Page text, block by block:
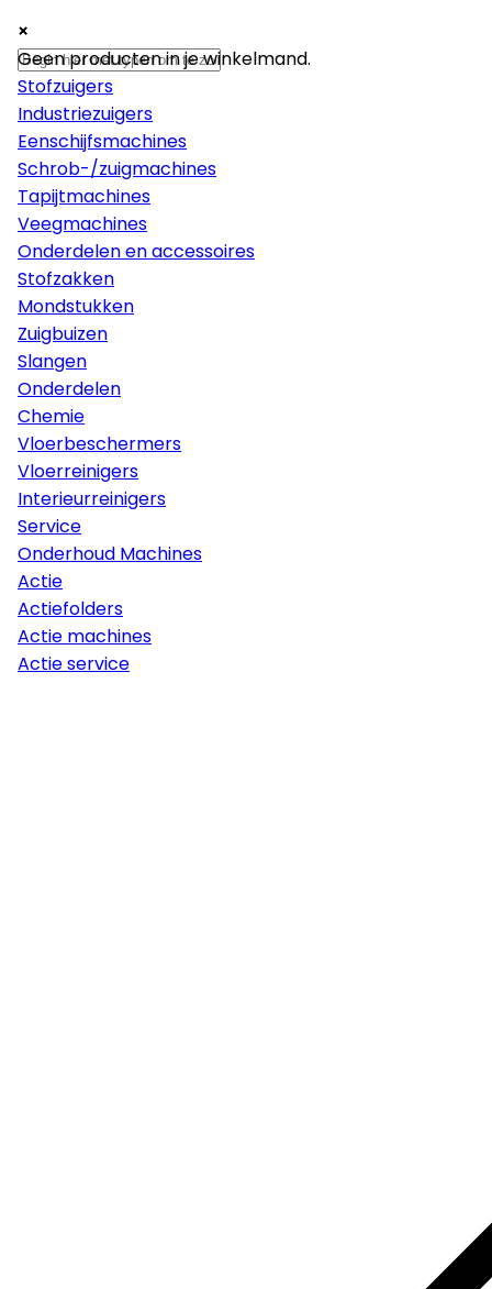
×
Machines
Stofzuigers
Industriezuigers
Eenschijfsmachines
Schrob-/zuigmachines
Tapijtmachines
Veegmachines
Onderdelen en accessoires
Stofzakken
Mondstukken
Zuigbuizen
Slangen
Onderdelen
Chemie
Vloerbeschermers
Vloerreinigers
Interieurreinigers
Service
Onderhoud Machines
Actie
Actiefolders
Actie machines
Actie service
×
×
Geen producten in je winkelmand.